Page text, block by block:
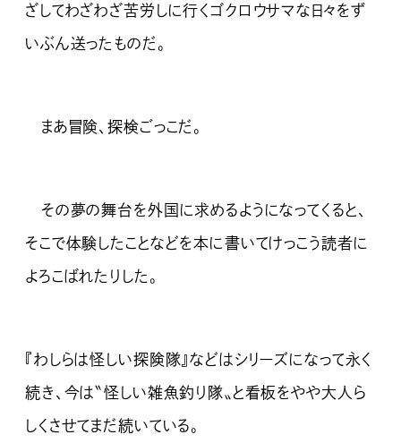
ざしてわざわざ苦労しに行くゴクロウサマな日々をず
いぶん送ったものだ。
まあ冒険、探検ごっこだ。
その夢の舞台を外国に求めるようになってくると、
そこで体験したことなどを本に書いてけっこう読者に
よろこばれたりした。
『わしらは怪しい探険隊』などはシリーズになって永く
続き、今は〝怪しい雑魚釣り隊〟と看板をやや大人ら
しくさせてまだ続いている。